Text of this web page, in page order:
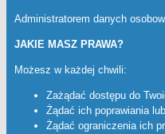
Administratorem danych
JAKIE MASZ PRAWA?
Możesz w każdej chwili:
Zażądać dostępu do
Żądać ich poprawiania
Żądać ograniczenia ich